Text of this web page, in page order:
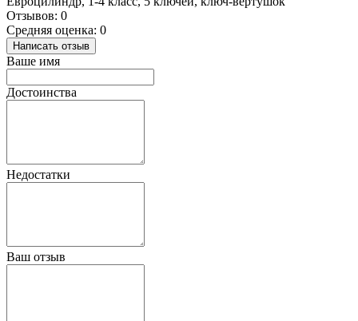
Отзывов: 0
Средняя оценка: 0
Написать отзыв
Ваше имя
Достоинства
Недостатки
Ваш отзыв